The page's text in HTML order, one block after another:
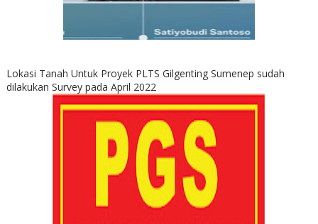
Lokasi Tanah Untuk Proyek PLTS Gilgenting Sumenep sudah
dilakukan Survey pada April 2022